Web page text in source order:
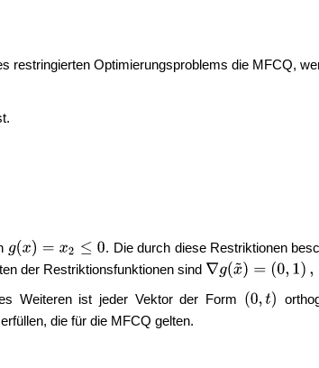
restringierten Optimierungsproblems die MFCQ,
. Die durch diese Restriktionen
der Restriktionsfunktionen sind
Weiteren ist jeder Vektor der Form
die für die MFCQ gelten.